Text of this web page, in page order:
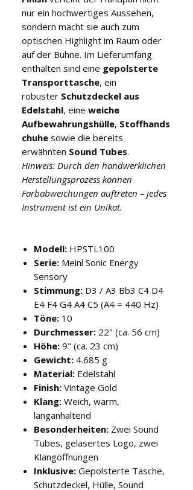
nur ein hochwertiges Aussehen,
sondern macht sie auch zum
optischen Highlight im Raum oder
auf der Bühne. Im Lieferumfang
enthalten sind eine gepolsterte
Transporttasche, ein
robuster Schutzdeckel aus
Edelstahl, eine weiche
Aufbewahrungshülle, Stoffhands
chuhe sowie die bereits
erwähnten Sound Tubes.
Hinweis: Durch den handwerklichen
Herstellungsprozess können
Farbabweichungen auftreten – jedes
Instrument ist ein Unikat.
Modell: HPSTL100
Serie: Meinl Sonic Energy
Sensory
Stimmung: D3 / A3 Bb3 C4 D4
E4 F4 G4 A4 C5 (A4 = 440 Hz)
Töne: 10
Durchmesser: 22" (ca. 56 cm)
Höhe: 9" (ca. 23 cm)
Gewicht: 4.685 g
Material: Edelstahl
Finish: Vintage Gold
Klang: Weich, warm,
langanhaltend
Besonderheiten: Zwei Sound
Tubes, gelasertes Logo, zwei
Klangöffnungen
Inklusive: Gepolsterte Tasche,
Schutzdeckel, Hülle, Sound